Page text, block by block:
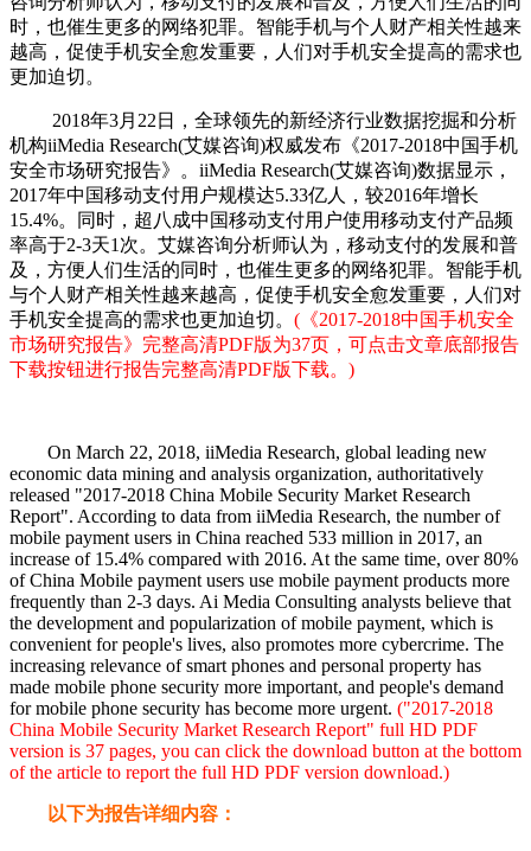
时，也催生更多的网络犯罪。智能手机与个人财产相关性越来
越高，促使手机安全愈发重要，人们对手机安全提高的需求也
更加迫切。
2018年3月22日，全球领先的新经济行业数据挖掘和分析
机构iiMedia Research(艾媒咨询)权威发布《2017-2018中国手机
安全市场研究报告》。iiMedia Research(艾媒咨询)数据显示，
2017年中国移动支付用户规模达5.33亿人，较2016年增长
15.4%。同时，超八成中国移动支付用户使用移动支付产品频
率高于2-3天1次。艾媒咨询分析师认为，移动支付的发展和普
及，方便人们生活的同时，也催生更多的网络犯罪。智能手机
与个人财产相关性越来越高，促使手机安全愈发重要，人们对
手机安全提高的需求也更加迫切。 (《2017-2018中国手机安全
市场研究报告》完整高清PDF版为37页，可点击文章底部报告
下载按钮进行报告完整高清PDF版下载。)
On March 22, 2018, iiMedia Research, global leading new
economic data mining and analysis organization, authoritatively
released "2017-2018 China Mobile Security Market Research
Report". According to data from iiMedia Research, the number of
mobile payment users in China reached 533 million in 2017, an
increase of 15.4% compared with 2016. At the same time, over 80%
of China Mobile payment users use mobile payment products more
frequently than 2-3 days. Ai Media Consulting analysts believe that
the development and popularization of mobile payment, which is
convenient for people's lives, also promotes more cybercrime. The
increasing relevance of smart phones and personal property has
made mobile phone security more important, and people's demand
for mobile phone security has become more urgent. ("2017-2018
China Mobile Security Market Research Report" full HD PDF
version is 37 pages, you can click the download button at the bottom
of the article to report the full HD PDF version download.)
以下为报告详细内容：